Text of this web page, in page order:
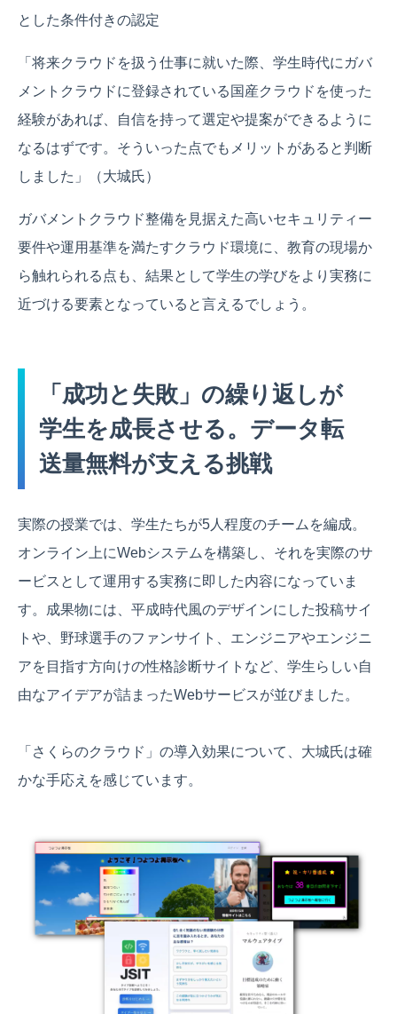
とした条件付きの認定
「将来クラウドを扱う仕事に就いた際、学生時代にガバ
メントクラウドに登録されている国産クラウドを使った
経験があれば、自信を持って選定や提案ができるように
なるはずです。そういった点でもメリットがあると判断
しました」（大城氏）
ガバメントクラウド整備を見据えた高いセキュリティー
要件や運用基準を満たすクラウド環境に、教育の現場か
ら触れられる点も、結果として学生の学びをより実務に
近づける要素となっていると言えるでしょう。
「成功と失敗」の繰り返しが
学生を成長させる。データ転
送量無料が支える挑戦
実際の授業では、学生たちが5人程度のチームを編成。
オンライン上にWebシステムを構築し、それを実際のサ
ービスとして運用する実務に即した内容になっていま
す。成果物には、平成時代風のデザインにした投稿サイ
トや、野球選手のファンサイト、エンジニアやエンジニ
アを目指す方向けの性格診断サイトなど、学生らしい自
由なアイデアが詰まったWebサービスが並びました。
「さくらのクラウド」の導入効果について、大城氏は確
かな手応えを感じています。